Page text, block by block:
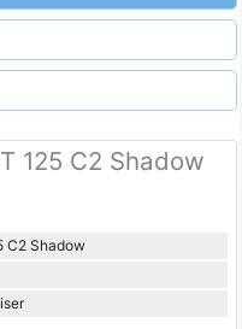
125 C2 Shadow
C2 Shadow